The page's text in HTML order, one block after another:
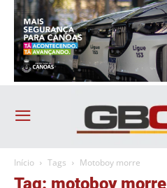
Início Tags Motoboy morre
Tag: motoboy morre